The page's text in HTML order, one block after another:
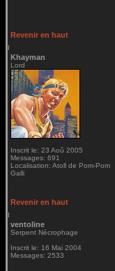
Revenir en haut
Khayman
Lord
Inscrit le: 23 Aoû 2005
Messages: 691
Localisation: Atoll de Pom-Pom
Galli
Revenir en haut
ventoline
Serpent Nécrophage
Inscrit le: 16 Mai 2004
Messages: 2533